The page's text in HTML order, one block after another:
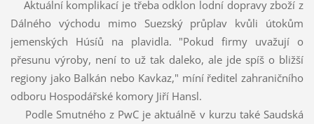
Aktuální komplikací je třeba odklon lodní dopravy zboží z
Dálného východu mimo Suezský průplav kvůli útokům
jemenských Húsíů na plavidla. "Pokud firmy uvažují o
přesunu výroby, není to už tak daleko, ale jde spíš o bližší
regiony jako Balkán nebo Kavkaz," míní ředitel zahraničního
odboru Hospodářské komory Jiří Hansl.
Podle Smutného z PwC je aktuálně v kurzu také Saudská